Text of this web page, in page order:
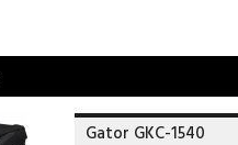
Gator GKC-1540